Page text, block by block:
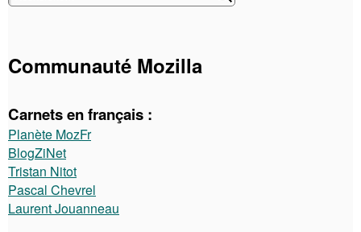
Communauté Mozilla
Carnets en français :
Planète MozFr
BlogZiNet
Tristan Nitot
Pascal Chevrel
Laurent Jouanneau